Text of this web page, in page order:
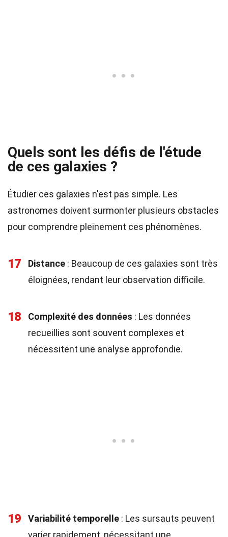
Quels sont les défis de l'étude
de ces galaxies ?
Étudier ces galaxies n'est pas simple. Les
astronomes doivent surmonter plusieurs obstacles
pour comprendre pleinement ces phénomènes.
17 Distance : Beaucoup de ces galaxies sont très
éloignées, rendant leur observation difficile.
18 Complexité des données : Les données
recueillies sont souvent complexes et
nécessitent une analyse approfondie.
19 Variabilité temporelle : Les sursauts peuvent
varier rapidement, nécessitant une